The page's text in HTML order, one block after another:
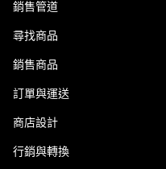
銷售管道
尋找商品
銷售商品
訂單與運送
商店設計
行銷與轉換